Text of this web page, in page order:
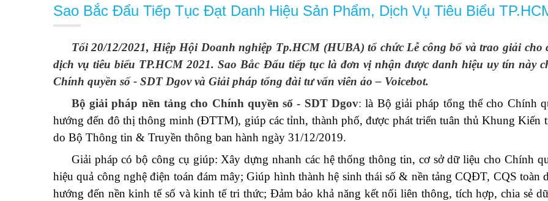
Sao Bắc Đẩu Tiếp Tục Đạt Danh Hiệu Sản Phẩm, Dịch Vụ Tiêu Biểu
Tối 20/12/2021, Hiệp Hội Doanh nghiệp Tp.HCM (HUBA) tổ chức Lễ công bố và trao giải
dịch vụ tiêu biểu TP.HCM 2021. Sao Bắc Đẩu tiếp tục là đơn vị nhận được danh hiệu uy tín này
Chính quyền số - SDT Dgov và Giải pháp tổng đài tư vấn viên ảo – Voicebot.
Bộ giải pháp nền tảng cho Chính quyền số - SDT Dgov:là Bộ giải pháp tổng thể cho Chính
hướng đến đô thị thông minh(ĐTTM), giúp các tỉnh, thành phố, được phát triển tuân thủ Khung
do Bộ Thông tin & Truyền thông ban hành ngày 31/12/2019.
Giải pháp có bộ công cụ giúp: Xây dựng nhanh các hệ thống thông tin, cơ sở dữ liệu cho Chính
hiệu quả công nghệ điện toán đám mây; Giúp hình thành hệ sinh thái số & nền tảng CQĐT, CQS toàn
hướng đến nền kinh tế số và kinh tế tri thức; Đảm bảo khả năng kết nối liên thông, tích hợp, chia sẻ